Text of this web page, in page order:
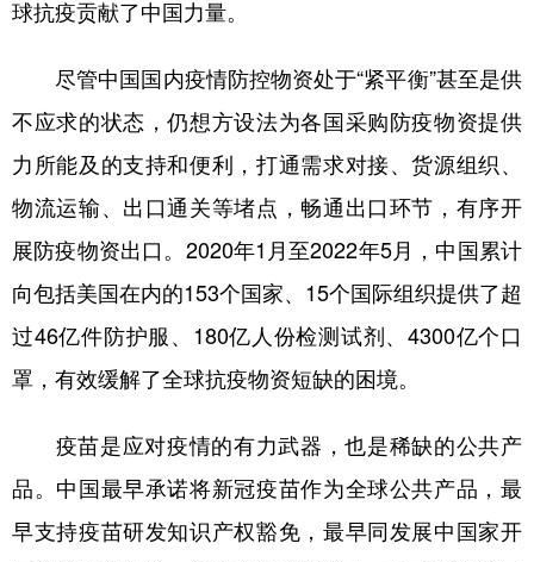
球抗疫贡献了中国力量。
尽管中国国内疫情防控物资处于“紧平衡”甚至是供
不应求的状态，仍想方设法为各国采购防疫物资提供
力所能及的支持和便利，打通需求对接、货源组织、
物流运输、出口通关等堵点，畅通出口环节，有序开
展防疫物资出口。2020年1月至2022年5月，中国累计
向包括美国在内的153个国家、15个国际组织提供了超
过46亿件防护服、180亿人份检测试剂、4300亿个口
罩，有效缓解了全球抗疫物资短缺的困境。
疫苗是应对疫情的有力武器，也是稀缺的公共产
品。中国最早承诺将新冠疫苗作为全球公共产品，最
早支持疫苗研发知识产权豁免，最早同发展中国家开